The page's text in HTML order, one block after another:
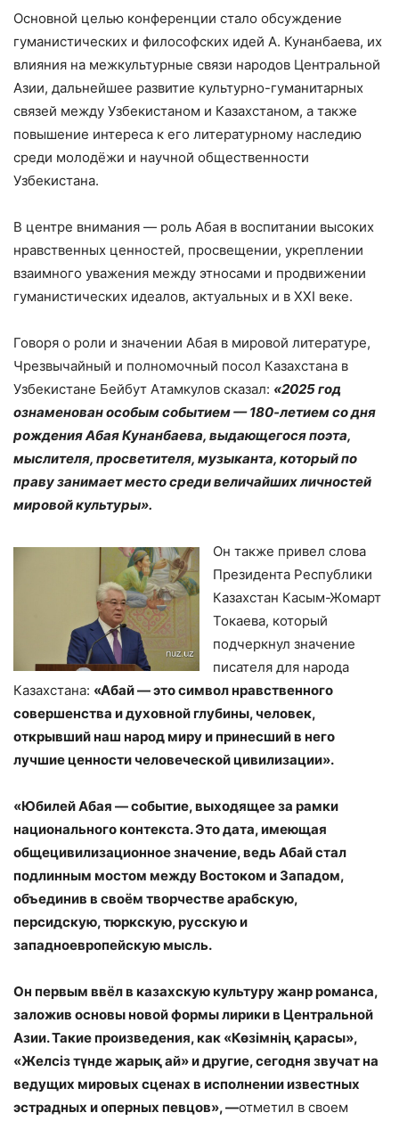
Основной целью конференции стало обсуждение
гуманистических и философских идей А. Кунанбаева, их
влияния на межкультурные связи народов Центральной
Азии, дальнейшее развитие культурно-гуманитарных
связей между Узбекистаном и Казахстаном, а также
повышение интереса к его литературному наследию
среди молодёжи и научной общественности
Узбекистана.
В центре внимания — роль Абая в воспитании высоких
нравственных ценностей, просвещении, укреплении
взаимного уважения между этносами и продвижении
гуманистических идеалов, актуальных и в XXI веке.
Говоря о роли и значении Абая в мировой литературе,
Чрезвычайный и полномочный посол Казахстана в
Узбекистане Бейбут Атамкулов сказал: «2025 год
ознаменован особым событием — 180-летием со дня
рождения Абая Кунанбаева, выдающегося поэта,
мыслителя, просветителя, музыканта, который по
праву занимает место среди величайших личностей
мировой культуры».
Он также привел слова
Президента Республики
Казахстан Касым-Жомарт
Токаева, который
подчеркнул значение
писателя для народа
Казахстана: «Абай — это символ нравственного
совершенства и духовной глубины, человек,
открывший наш народ миру и принесший в него
лучшие ценности человеческой цивилизации».
«Юбилей Абая — событие, выходящее за рамки
национального контекста. Это дата, имеющая
общецивилизационное значение, ведь Абай стал
подлинным мостом между Востоком и Западом,
объединив в своём творчестве арабскую,
персидскую, тюркскую, русскую и
западноевропейскую мысль.
Он первым ввёл в казахскую культуру жанр романса,
заложив основы новой формы лирики в Центральной
Азии. Такие произведения, как «Көзімнің қарасы»,
«Желсіз түнде жарық ай» и другие, сегодня звучат на
ведущих мировых сценах в исполнении известных
эстрадных и оперных певцов», —отметил в своем